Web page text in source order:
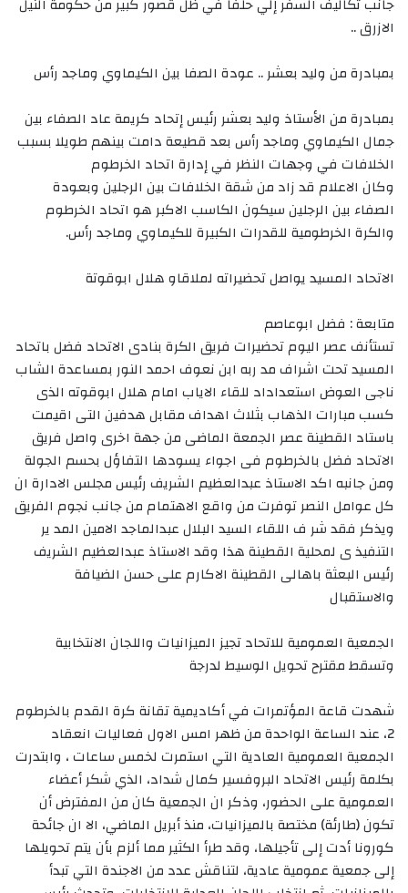
جانب تكاليف السفر إلي حلفا في ظل قصور كبير من حكومة النيل
الازرق ..
بمبادرة من وليد بعشر .. عودة الصفا بين الكيماوي وماجد رأس
بمبادرة من الأستاذ وليد بعشر رئيس إتحاد كريمة عاد الصفاء بين
جمال الكيماوي وماجد رأس بعد قطيعة دامت بينهم طويلا بسبب
الخلافات في وجهات النظر في إدارة اتحاد الخرطوم
وكان الاعلام قد زاد من شقة الخلافات بين الرجلين وبعودة
الصفاء بين الرجلين سيكون الكاسب الاكبر هو اتحاد الخرطوم
والكرة الخرطومية للقدرات الكبيرة للكيماوي وماجد رأس.
الاتحاد المسيد يواصل تحضيراته لملاقاو هلال ابوقوتة
متابعة : فضل ابوعاصم
تستأنف عصر اليوم تحضيرات فريق الكرة بنادى الاتحاد فضل باتحاد
المسيد تحت اشراف مد ربه ابن نعوف احمد النور بمساعدة الشاب
ناجى العوض استعداداد للقاء الاياب امام هلال ابوقوته الذى
كسب مبارات الذهاب بثلاث اهداف مقابل هدفين التى اقيمت
باستاد القطينة عصر الجمعة الماضى من جهة اخرى واصل فريق
الاتحاد فضل بالخرطوم فى اجواء يسودها التفاؤل بحسم الجولة
ومن جانبه اكد الاستاذ عبدالعظيم الشريف رئيس مجلس الادارة ان
كل عوامل النصر توفرت من واقع الاهتمام من جانب نجوم الفريق
ويذكر فقد شر ف اللقاء السيد البلال عبدالماجد الامين المد ير
التنفيذ ى لمحلية القطينة هذا وقد الاستاذ عبدالعظيم الشريف
رئيس البعثة باهالى القطينة الاكارم على حسن الضيافة
والاستقبال
الجمعية العمومية للاتحاد تجيز الميزانيات واللجان الانتخابية
وتسقط مقترح تحويل الوسيط لدرجة
شهدت قاعة المؤتمرات في أكاديمية تقانة كرة القدم بالخرطوم
2، عند الساعة الواحدة من ظهر امس الاول فعاليات انعقاد
الجمعية العمومية العادية التي استمرت لخمس ساعات ، وابتدرت
بكلمة رئيس الاتحاد البروفسير كمال شداد، الذي شكر أعضاء
العمومية على الحضور، وذكر ان الجمعية كان من المفترض أن
تكون (طارئة) مختصة بالميزانيات، منذ أبريل الماضي، الا ان جائحة
كورونا أدت إلى تأجيلها، وقد طرأ الكثير مما ألزم بأن يتم تحويلها
إلى جمعية عمومية عادية، لتناقش عدد من الاجندة التي تبدأ